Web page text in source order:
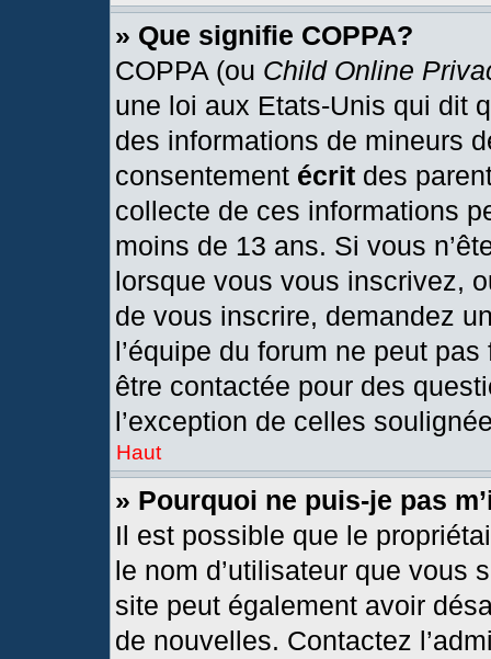
» Que signifie COPPA?
COPPA (ou Child Online
une loi aux Etats-Unis qui dit
des informations de mineurs
consentement écrit des
collecte de ces informations
moins de 13 ans. Si vous
lorsque vous vous inscrivez,
de vous inscrire, demandez
l’équipe du forum ne peut
être contactée pour des
l’exception de celles
Haut
» Pourquoi ne puis-je pas
Il est possible que le
le nom d’utilisateur que vous
site peut également avoir
de nouvelles. Contactez